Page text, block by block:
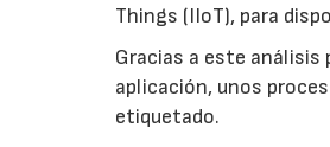
Things (IIoT), para
Gracias a este análisis
aplicación, unos
etiquetado.